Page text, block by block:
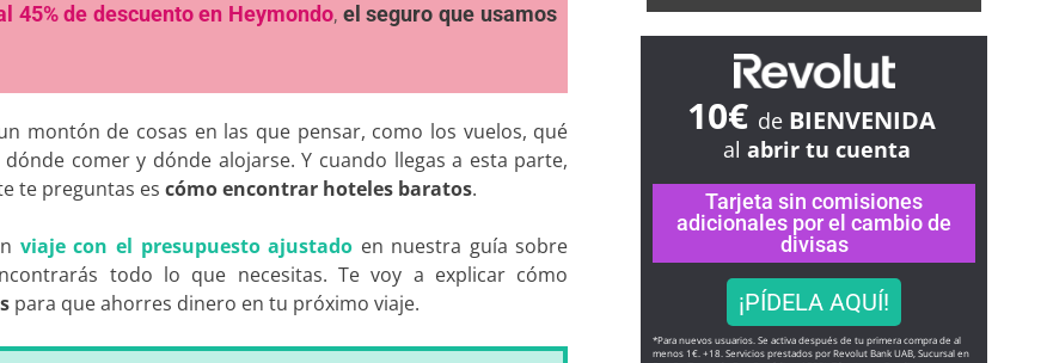
45% de descuento en Heymondo, el seguro que usamos
montón de cosas en las que pensar, como los vuelos, qué
comer y dónde alojarse. Y cuando llegas a esta parte,
te preguntas es cómo encontrar hoteles baratos.
viaje con el presupuesto ajustado en nuestra guía sobre
todo lo que necesitas. Te voy a explicar cómo
para que ahorres dinero en tu próximo viaje.
10€ de BIENVENIDA
al abrir tu cuenta
Tarjeta sin comisiones
adicionales por el cambio de
divisas
¡PÍDELA AQUÍ!
*Para nuevos usuarios. Se activa después de tu primera compra de al
menos 1€. +18. Servicios prestados por Revolut Bank UAB, Sucursal en